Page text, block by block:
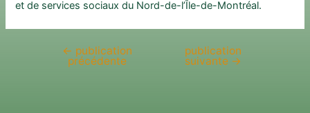
et de services sociaux du Nord-de-l’Île-de-Montréal.
Navigation
← publication
précédente
publication
suivante →